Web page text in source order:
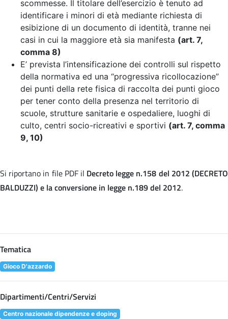
scommesse. Il titolare dell’esercizio è tenuto ad
identificare i minori di età mediante richiesta di
esibizione di un documento di identità, tranne nei
casi in cui la maggiore età sia manifesta (art. 7,
comma 8)
E’ prevista l’intensificazione dei controlli sul rispetto
della normativa ed una “progressiva ricollocazione”
dei punti della rete fisica di raccolta dei punti gioco
per tener conto della presenza nel territorio di
scuole, strutture sanitarie e ospedaliere, luoghi di
culto, centri socio-ricreativi e sportivi (art. 7, comma
9, 10)
Si riportano in file PDF il Decreto legge n.158 del 2012 (DECRETO
BALDUZZI) e la conversione in legge n.189 del 2012.
Tematica
Gioco D'azzardo
Dipartimenti/Centri/Servizi
Centro nazionale dipendenze e doping